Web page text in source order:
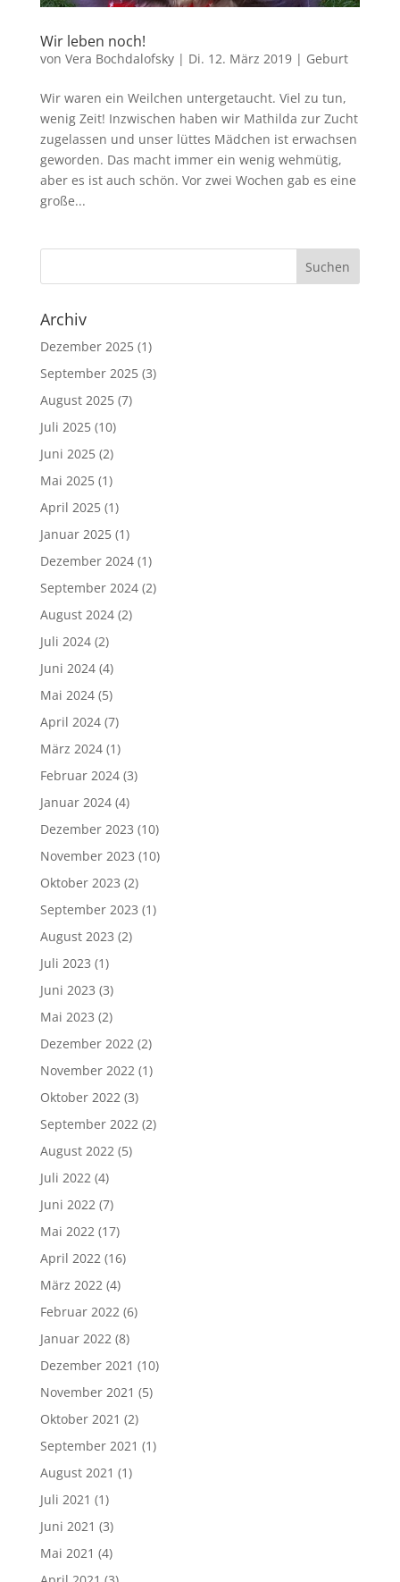
Wir leben noch!
von Vera Bochdalofsky| Di. 12. März 2019| Geburt
Wir waren ein Weilchen untergetaucht. Viel zu tun,
wenig Zeit! Inzwischen haben wir Mathilda zur Zucht
zugelassen und unser lüttes Mädchen ist erwachsen
geworden. Das macht immer ein wenig wehmütig,
aber es ist auch schön. Vor zwei Wochen gab es eine
große...
Archiv
Dezember 2025(1)
September 2025(3)
August 2025(7)
Juli 2025(10)
Juni 2025(2)
Mai 2025(1)
April 2025(1)
Januar 2025(1)
Dezember 2024(1)
September 2024(2)
August 2024(2)
Juli 2024(2)
Juni 2024(4)
Mai 2024(5)
April 2024(7)
März 2024(1)
Februar 2024(3)
Januar 2024(4)
Dezember 2023 (10)
November 2023 (10)
Oktober 2023 (2)
September 2023 (1)
August 2023 (2)
Juli 2023 (1)
Juni 2023 (3)
Mai 2023 (2)
Dezember 2022(2)
November 2022(1)
Oktober 2022(3)
September 2022(2)
August 2022(5)
Juli 2022(4)
Juni 2022(7)
Mai 2022(17)
April 2022(16)
März 2022(4)
Februar 2022(6)
Januar 2022(8)
Dezember 2021 (10)
November 2021 (5)
Oktober 2021 (2)
September 2021 (1)
August 2021 (1)
Juli 2021 (1)
Juni 2021 (3)
Mai 2021 (4)